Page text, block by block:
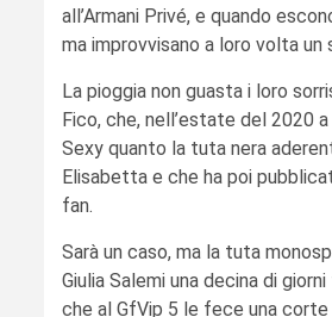
all’Armani Privé, e quando
ma improvvisano a loro volta
La pioggia non guasta i loro
Fico, che, nell’estate del 2020
Sexy quanto la tuta nera
Elisabetta e che ha poi
fan.
Sarà un caso, ma la tuta
Giulia Salemi una decina di
che al GfVip 5 le fece una